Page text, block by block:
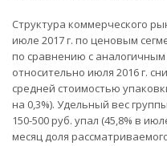
Структура коммерческого
июле 2017 г. по ценовым
по сравнению с аналогичным
относительно июля 2016 г.
средней стоимостью
на 0,3%). Удельный вес
150-500 руб. упал (45,8% в
месяц доля